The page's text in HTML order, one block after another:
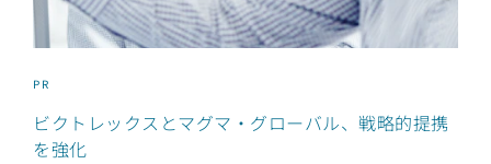
PR
ビクトレックスとマグマ・グローバル、戦略的提携
を強化